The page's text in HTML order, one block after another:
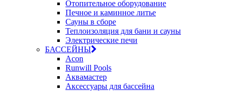
Отопительное оборудование
Печное и каминное литье
Сауны в сборе
Теплоизоляция для бани и сауны
Электрические печи
БАССЕЙНЫ
Acon
Runwill Pools
Аквамастер
Аксессуары для бассейна